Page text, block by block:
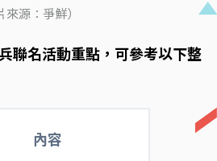
來源：爭鮮）
聯名活動重點，可參考以下整
內容